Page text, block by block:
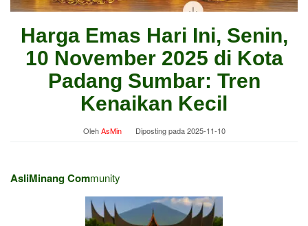
Harga Emas Hari Ini, Senin,
10 November 2025 di Kota
Padang Sumbar: Tren
Kenaikan Kecil
OlehAsMin Diposting pada2025-11-10
AsliMinang Community